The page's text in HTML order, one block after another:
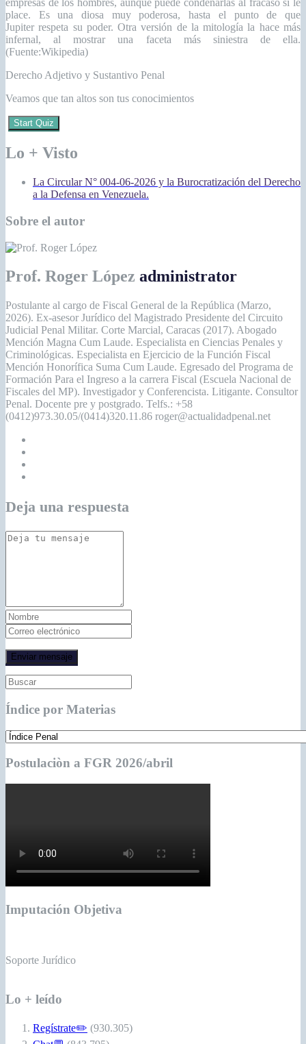
empresas de los hombres, aunque puede condenarlas al fracaso si le
place. Es una diosa muy poderosa, hasta el punto de que
Jupiter respeta su poder. Otra versión de la mitología la hace más
infernal, al mostrar una faceta más siniestra de ella.
(Fuente:Wikipedia)
Derecho Adjetivo y Sustantivo Penal
Veamos que tan altos son tus conocimientos
Start Quiz
Lo + Visto
La Circular N° 004-06-2026 y la Burocratización del Derecho
a la Defensa en Venezuela.
Sobre el autor
Prof. Roger López administrator
Postulante al cargo de Fiscal General de la República (Marzo,
2026). Ex-asesor Jurídico del Magistrado Presidente del Circuito
Judicial Penal Militar. Corte Marcial, Caracas (2017). Abogado
Mención Magna Cum Laude. Especialista en Ciencias Penales y
Criminológicas. Especialista en Ejercicio de la Función Fiscal
Mención Honorífica Suma Cum Laude. Egresado del Programa de
Formación Para el Ingreso a la carrera Fiscal (Escuela Nacional de
Fiscales del MP). Investigador y Conferencista. Litigante. Consultor
Penal. Docente pre y postgrado. Telfs.: +58
(0412)973.30.05/(0414)320.11.86 roger@actualidadpenal.net
Deja una respuesta
Índice por Materias
Postulaciòn a FGR 2026/abril
Imputación Objetiva
Soporte Jurídico
Lo + leído
Regístrate✏️ (930.305)